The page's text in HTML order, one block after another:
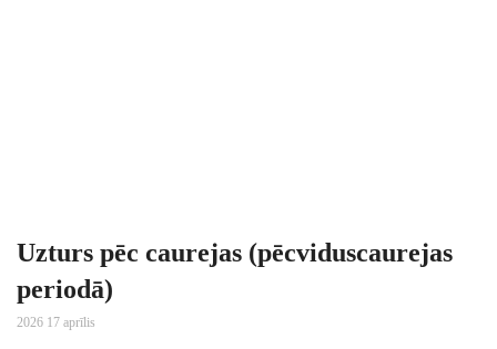
Uzturs pēc caurejas (pēcviduscaurejas
periodā)
2026 17 aprīlis